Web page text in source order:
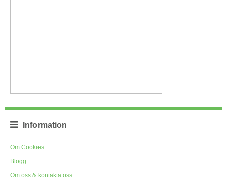
Information
Om Cookies
Blogg
Om oss & kontakta oss